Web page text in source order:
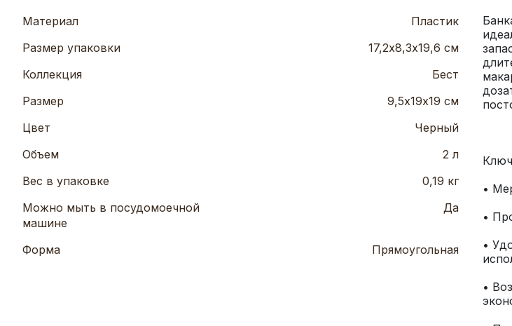
Материал
Пластик
Размер упаковки
17,2х8,3х19,6 см
Коллекция
Бест
Размер
9,5х19х19 см
Цвет
Черный
Объем
2 л
Вес в упаковке
0,19 кг
Можно мыть в посудомоечной
машине
Да
Форма Прямоугольная
•
•